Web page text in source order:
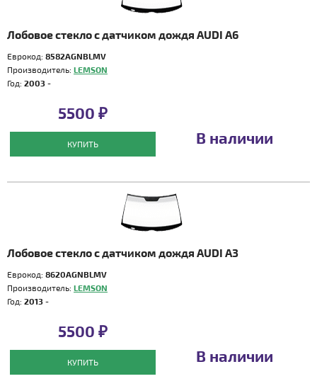
Лобовое стекло с датчиком дождя AUDI A6
Еврокод: 8582AGNBLMV
Производитель: LEMSON
Год: 2003 -
5500 ₽
КУПИТЬ В наличии
Лобовое стекло с датчиком дождя AUDI A3
Еврокод: 8620AGNBLMV
Производитель: LEMSON
Год: 2013 -
5500 ₽
КУПИТЬ В наличии